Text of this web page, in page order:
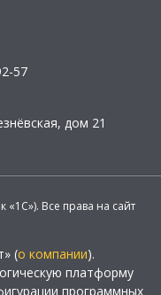
57
дом 21
Все права на сайт
(о компании).
платформу
программных